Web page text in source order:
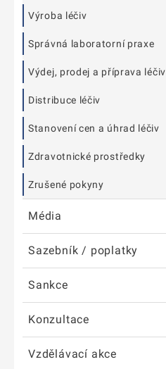
Výroba léčiv
Správná laboratorní praxe
Výdej, prodej a příprava léčiv
Distribuce léčiv
Stanovení cen a úhrad léčiv
Zdravotnické prostředky
Zrušené pokyny
Média
Sazebník / poplatky
Sankce
Konzultace
Vzdělávací akce